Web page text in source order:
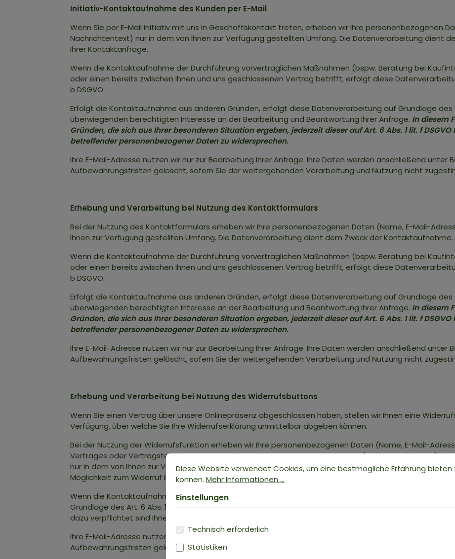
Initiativ-Kontaktaufnahme des Kunden per E-Mail
Wenn Sie per E-Mail initiativ mit uns in Geschäftskontakt treten, erheben wir Ihre personenbezogenen
Nachrichtentext) nur in dem von Ihnen zur Verfügung gestellten Umfang. Die Datenverarbeitung dient
Ihrer Kontaktanfrage.
Wenn die Kontaktaufnahme der Durchführung vorvertraglichen Maßnahmen (bspw. Beratung bei
oder einen bereits zwischen Ihnen und uns geschlossenen Vertrag betrifft, erfolgt diese
b DSGVO.
Erfolgt die Kontaktaufnahme aus anderen Gründen, erfolgt diese Datenverarbeitung auf Grundlage des
überwiegenden berechtigten Interesse an der Bearbeitung und Beantwortung Ihrer Anfrage. In diesem
Gründen, die sich aus Ihrer besonderen Situation ergeben, jederzeit dieser auf Art. 6 Abs. 1 lit. f
betreffender personenbezogener Daten zu widersprechen.
Ihre E-Mail-Adresse nutzen wir nur zur Bearbeitung Ihrer Anfrage. Ihre Daten werden anschließend unter
Aufbewahrungsfristen gelöscht, sofern Sie der weitergehenden Verarbeitung und Nutzung nicht
Erhebung und Verarbeitung bei Nutzung des Kontaktformulars
Bei der Nutzung des Kontaktformulars erheben wir Ihre personenbezogenen Daten (Name, E-Mail-
Ihnen zur Verfügung gestellten Umfang. Die Datenverarbeitung dient dem Zweck der Kontaktaufnahme.
Wenn die Kontaktaufnahme der Durchführung vorvertraglichen Maßnahmen (bspw. Beratung bei
oder einen bereits zwischen Ihnen und uns geschlossenen Vertrag betrifft, erfolgt diese
b DSGVO.
Erfolgt die Kontaktaufnahme aus anderen Gründen, erfolgt diese Datenverarbeitung auf Grundlage des
überwiegenden berechtigten Interesse an der Bearbeitung und Beantwortung Ihrer Anfrage. In diesem
Gründen, die sich aus Ihrer besonderen Situation ergeben, jederzeit dieser auf Art. 6 Abs. 1 lit. f
betreffender personenbezogener Daten zu widersprechen.
Ihre E-Mail-Adresse nutzen wir nur zur Bearbeitung Ihrer Anfrage. Ihre Daten werden anschließend unter
Aufbewahrungsfristen gelöscht, sofern Sie der weitergehenden Verarbeitung und Nutzung nicht
Erhebung und Verarbeitung bei Nutzung des Widerrufsbuttons
Wenn Sie einen Vertrag über unsere Onlinepräsenz abgeschlossen haben, stellen wir Ihnen eine
Verfügung, über welche Sie Ihre Widerrufserklärung unmittelbar abgeben können.
Bei der Nutzung der Widerrufsfunktion erheben wir Ihre personenbezogenen Daten (Name, E-Mail-
Vertrages oder Vertragsteils, den Sie widerrufen möchten sowie den Zeitpunkt (Datum und Uhrzeit) der
nur in dem von Ihnen zur Verfügung gestellten Umfang. Die Datenverarbeitung dient dem Zweck, Ihnen
Möglichkeit zum Widerruf Ihres Vertrages zur Verfügung zu stellen sowie der ordnungsgemäßen
Wenn die Kontaktaufnahme einen bereits zwischen Ihnen und uns geschlossenen Vertrag betrifft,
Grundlage des Art. 6 Abs. 1 lit. b DSGVO. Ansonsten erfolgt die Datenverarbeitung auf Grundlage des Art.
dazu verpflichtet sind Ihnen eine Widerrufsfunktion auf unserer Onlinepräsenz zur Verfügung zu stellen.
Ihre E-Mail-Adresse nutzen wir nur zur Bearbeitung Ihrer Widerrufserklärung. Ihre Daten werden
Aufbewahrungsfristen gelöscht, sofern Sie der weitergehenden Verarbeitung und Nutzung nicht
Diese Website verwendet Cookies, um eine bestmögliche Erfahrung bieten
können. Mehr Informationen ...
Einstellungen
Technisch erforderlich
Statistiken